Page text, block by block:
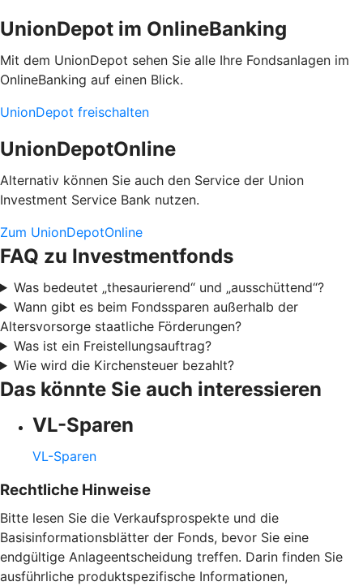
UnionDepot im OnlineBanking
Mit dem UnionDepot sehen Sie alle Ihre Fondsanlagen im
OnlineBanking auf einen Blick.
UnionDepot freischalten
UnionDepotOnline
Alternativ können Sie auch den Service der Union
Investment Service Bank nutzen.
Zum UnionDepotOnline
FAQ zu Investmentfonds
Was bedeutet „thesaurierend“ und „ausschüttend“?
Wann gibt es beim Fondssparen außerhalb der
Altersvorsorge staatliche Förderungen?
Was ist ein Freistellungsauftrag?
Wie wird die Kirchensteuer bezahlt?
Das könnte Sie auch interessieren
VL-Sparen
VL-Sparen
Rechtliche Hinweise
Bitte lesen Sie die Verkaufsprospekte und die
Basisinformationsblätter der Fonds, bevor Sie eine
endgültige Anlageentscheidung treffen. Darin finden Sie
ausführliche produktspezifische Informationen,